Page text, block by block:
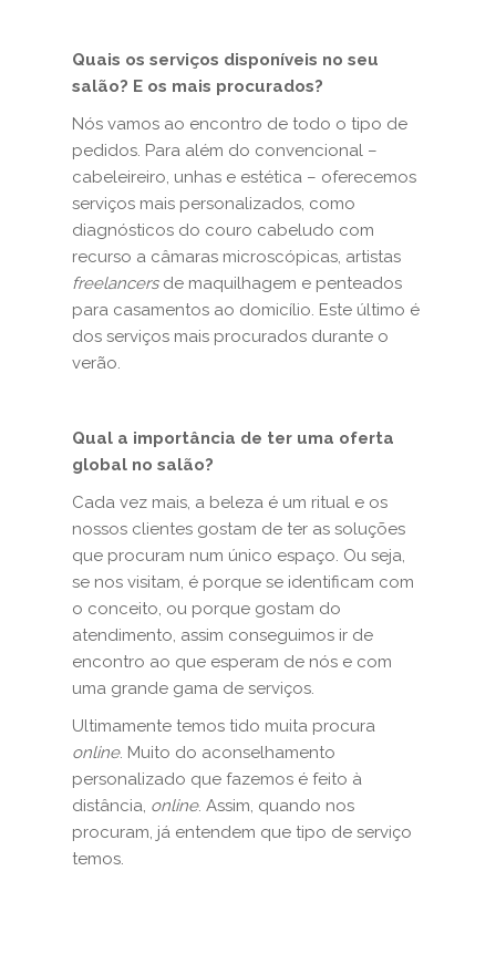
Quais os serviços disponíveis no seu
salão? E os mais procurados?
Nós vamos ao encontro de todo o tipo de
pedidos. Para além do convencional –
cabeleireiro, unhas e estética – oferecemos
serviços mais personalizados, como
diagnósticos do couro cabeludo com
recurso a câmaras microscópicas, artistas
freelancersde maquilhagem e penteados
para casamentos ao domicílio. Este último é
dos serviços mais procurados durante o
verão.
Qual a importância de ter uma oferta
global no salão?
Cada vez mais, a beleza é um ritual e os
nossos clientes gostam de ter as soluções
que procuram num único espaço. Ou seja,
se nos visitam, é porque se identificam com
o conceito, ou porque gostam do
atendimento, assim conseguimos ir de
encontro ao que esperam de nós e com
uma grande gama de serviços.
Ultimamente temos tido muita procura
online. Muito do aconselhamento
personalizado que fazemos é feito à
distância, online. Assim, quando nos
procuram, já entendem que tipo de serviço
temos.